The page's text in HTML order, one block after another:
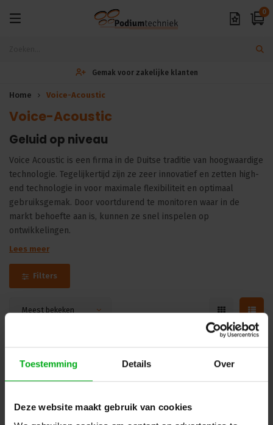
Toestemming Details Over
Deze website maakt gebruik van cookies
0
Gemak voor zakelijke klanten
Home Voice-Acoustic
Voice-Acoustic
Geluid op niveau
Voice Acoustic is een firma in de Duitse traditie van hoogwaardige
technologie. Tegelijkertijd zijn ze zeer innovatief en zetten high-
end technologie in voor maximale flexibiliteit en optimaal
gebruiksgemak. Door voortdurend te monitoren waar in de
markt behoefte aan is, kunnen ze snel inspelen op
ontwikkelingen.
Lees meer
Filters
Meest bekeken
DANTE